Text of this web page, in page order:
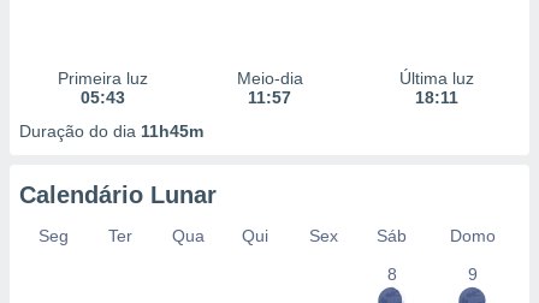
Primeira luz
05:43
Meio-dia
11:57
Última luz
18:11
Duração do dia 11h45m
Calendário Lunar
Seg Ter Qua Qui Sex Sáb
Domo
8
9